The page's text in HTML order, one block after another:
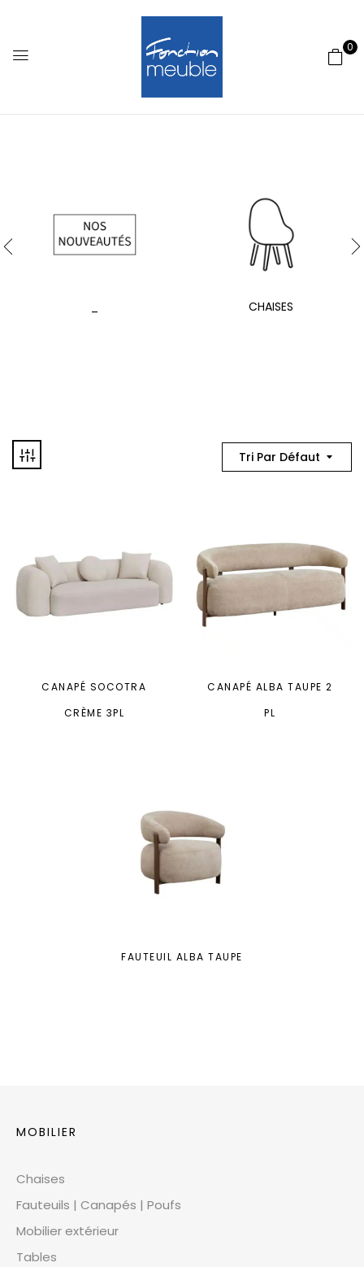
0
CHAISES
Tri Par Défaut
CANAPÉ SOCOTRA
CRÈME 3PL
CANAPÉ ALBA TAUPE 2
PL
FAUTEUIL ALBA TAUPE
MOBILIER
Chaises
Fauteuils | Canapés | Poufs
Mobilier extérieur
Tables